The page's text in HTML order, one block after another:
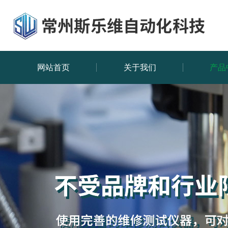
网站首页 关于我们 产品